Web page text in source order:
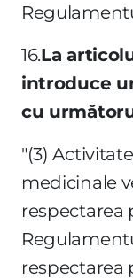
16.La
introduce
cu
"(3)
medicinale
respectarea
respectarea